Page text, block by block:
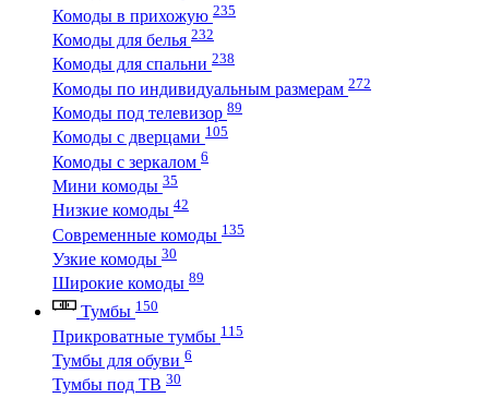
Комоды в прихожую 235
Комоды для белья 232
Комоды для спальни 238
Комоды по индивидуальным размерам 272
Комоды под телевизор 89
Комоды с дверцами 105
Комоды с зеркалом 6
Мини комоды 35
Низкие комоды 42
Современные комоды 135
Узкие комоды 30
Широкие комоды 89
Тумбы 150
Прикроватные тумбы 115
Тумбы для обуви 6
Тумбы под ТВ 30